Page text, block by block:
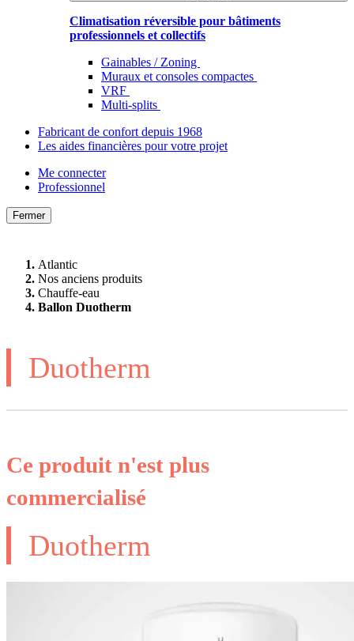
Climatisation réversible pour bâtiments
professionnels et collectifs
Gainables / Zoning
Muraux et consoles compactes
VRF
Multi-splits
Fabricant de confort depuis 1968
Les aides financières pour votre projet
Me connecter
Professionnel
Fermer
Atlantic
Nos anciens produits
Chauffe-eau
Ballon Duotherm
Duotherm
Ce produit n'est plus
commercialisé
Duotherm